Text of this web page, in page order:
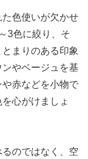
色使いが欠かせ
3色に絞り、そ
まりのある印象
やベージュを基
赤などを小物で
心がけましょ
のではなく、空